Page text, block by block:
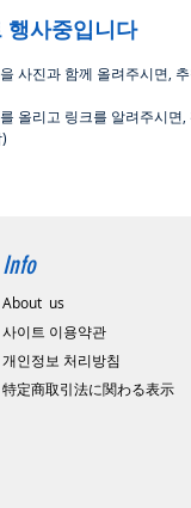
행사중입니다
사진과 함께 올려주시면
올리고 링크를 알려주시면,
)
Info
About us
사이트 이용약관
​개인정보 처리방침
特定商取引法に関わる表示